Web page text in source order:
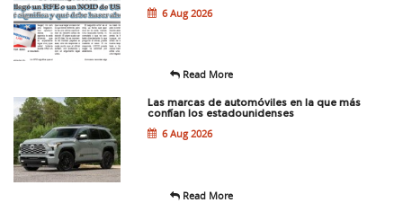
6 Aug 2026
Read More
Las marcas de automóviles en la que más
confían los estadounidenses
6 Aug 2026
Read More